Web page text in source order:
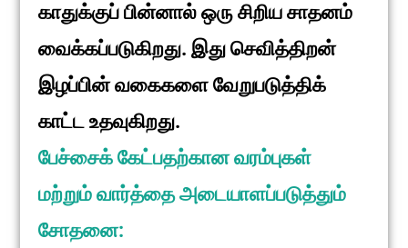
காதுக்குப் பின்னால் ஒரு சிறிய சாதனம்
வைக்கப்படுகிறது. இது செவித்திறன்
இழப்பின் வகைகளை வேறுபடுத்திக்
காட்ட உதவுகிறது.
பேச்சைக் கேட்பதற்கான வரம்புகள்
மற்றும் வார்த்தை அடையாளப்படுத்தும்
சோதனை: